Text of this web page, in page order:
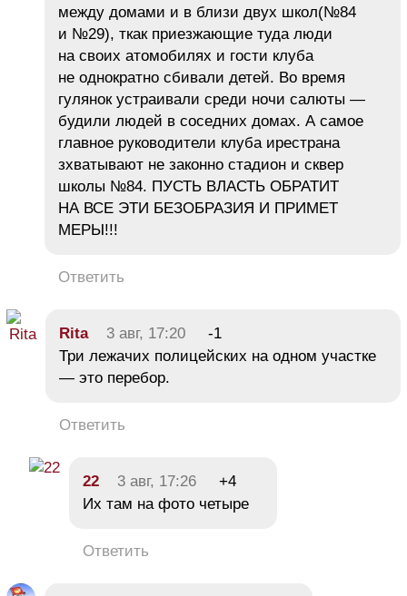
между домами и в близи двух школ(№84
и №29), ткак приезжающие туда люди
на своих атомобилях и гости клуба
не однократно сбивали детей. Во время
гулянок устраивали среди ночи салюты —
будили людей в соседних домах. А самое
главное руководители клуба ирестрана
зхватывают не законно стадион и сквер
школы №84. ПУСТЬ ВЛАСТЬ ОБРАТИТ
НА ВСЕ ЭТИ БЕЗОБРАЗИЯ И ПРИМЕТ
МЕРЫ!!!
Ответить
Rita 3 авг, 17:20
-1
Три лежачих полицейских на одном участке
— это перебор.
Ответить
22 3 авг, 17:26
+4
Их там на фото четыре
Ответить